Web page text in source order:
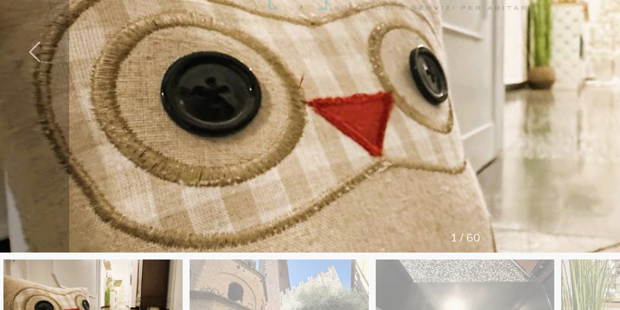
1 / 60
LAVORA
CON
NOI
CONTATTI
Provincia
Comune
Tipologia
multiscelta
Residenziali